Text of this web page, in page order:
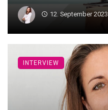
12. September 2023
INTERVIEW